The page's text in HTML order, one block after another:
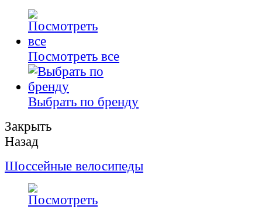
Посмотреть все
Выбрать по бренду
Закрыть
Назад
Шоссейные велосипеды